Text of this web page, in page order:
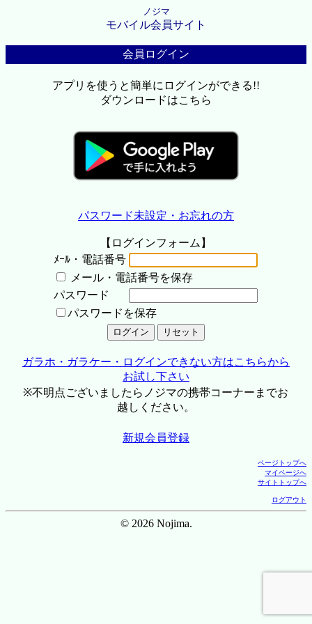
ノジマ
モバイル会員サイト
会員ログイン
アプリを使うと簡単にログインができる!!
ダウンロードはこちら
パスワード未設定・お忘れの方
【ログインフォーム】
ﾒｰﾙ・電話番号
メール・電話番号を保存
パスワード
パスワードを保存
ガラホ・ガラケー・ログインできない方はこちらから
お試し下さい
※不明点ございましたらノジマの携帯コーナーまでお
越しください。
新規会員登録
ページトップへ
マイページへ
サイトトップへ
ログアウト
© 2026 Nojima.